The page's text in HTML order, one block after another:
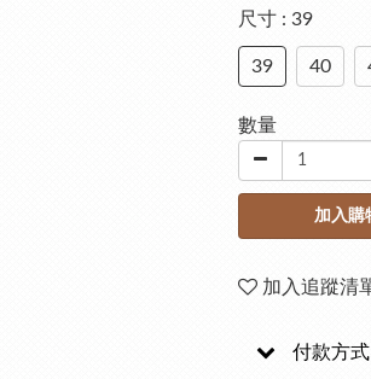
尺寸 : 39
39 40
數量
加入購
加入追蹤清
付款方式